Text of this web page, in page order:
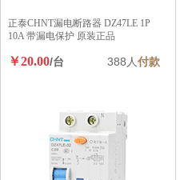
正泰CHNT漏电断路器 DZ47LE 1P
10A 带漏电保护 原装正品
￥20.00/台 388人付款